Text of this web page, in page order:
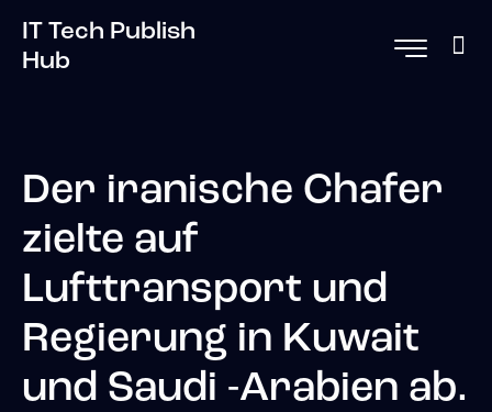
IT Tech Publish
Hub
Der iranische Chafer
zielte auf
Lufttransport und
Regierung in Kuwait
und Saudi -Arabien ab.